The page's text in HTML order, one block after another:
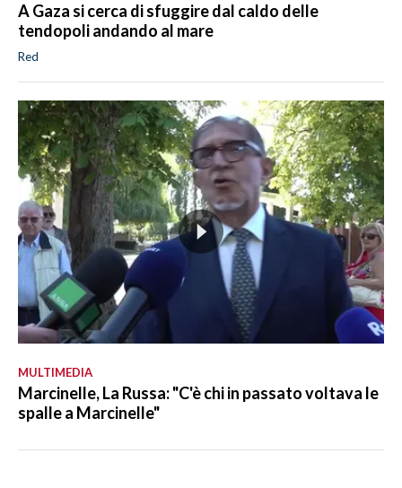
A Gaza si cerca di sfuggire dal caldo delle
tendopoli andando al mare
Red
MULTIMEDIA
Marcinelle, La Russa: "C'è chi in passato voltava le
spalle a Marcinelle"